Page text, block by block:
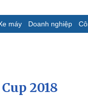
máy Doanh nghiệp
2018